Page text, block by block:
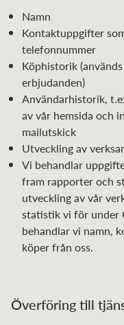
Namn
Kontaktuppgifter
telefonnummer
Köphistorik
erbjudanden)
Användarhistorik,
av vår hemsida och
mailutskick
Utveckling av
Vi behandlar
fram rapporter och
utveckling av vår
statistik vi för under
behandlar vi namn,
köper från oss.
Överföring till